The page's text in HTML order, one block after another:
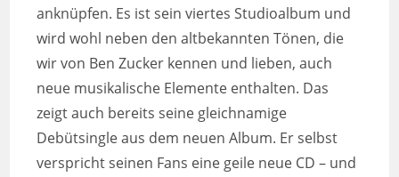
anknüpfen. Es ist sein viertes Studioalbum und
wird wohl neben den altbekannten Tönen, die
wir von Ben Zucker kennen und lieben, auch
neue musikalische Elemente enthalten. Das
zeigt auch bereits seine gleichnamige
Debütsingle aus dem neuen Album. Er selbst
verspricht seinen Fans eine geile neue CD – und